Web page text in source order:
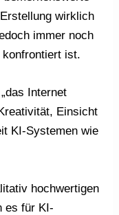
wirklich
immer noch
konfrontiert ist.
Internet
Einsicht
KI-Systemen wie
hochwertigen
es für KI-